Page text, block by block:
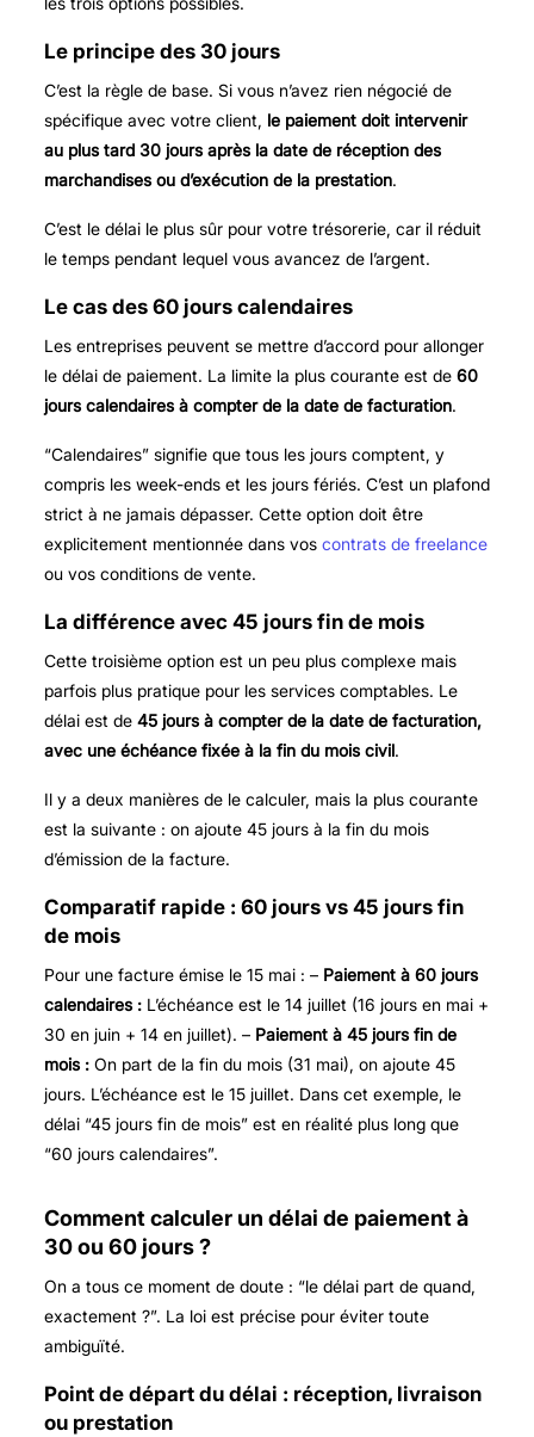
Le principe des 30 jours
C’est la règle de base. Si vous n’avez rien négocié de
spécifique avec votre client, le paiement doit intervenir
au plus tard 30 jours après la date de réception des
marchandises ou d’exécution de la prestation.
C’est le délai le plus sûr pour votre trésorerie, car il réduit
le temps pendant lequel vous avancez de l’argent.
Le cas des 60 jours calendaires
Les entreprises peuvent se mettre d’accord pour allonger
le délai de paiement. La limite la plus courante est de 60
jours calendaires à compter de la date de facturation.
“Calendaires” signifie que tous les jours comptent, y
compris les week-ends et les jours fériés. C’est un plafond
strict à ne jamais dépasser. Cette option doit être
explicitement mentionnée dans vos contrats de freelance
ou vos conditions de vente.
La différence avec 45 jours fin de mois
Cette troisième option est un peu plus complexe mais
parfois plus pratique pour les services comptables. Le
délai est de 45 jours à compter de la date de facturation,
avec une échéance fixée à la fin du mois civil.
Il y a deux manières de le calculer, mais la plus courante
est la suivante : on ajoute 45 jours à la fin du mois
d’émission de la facture.
Comparatif rapide : 60 jours vs 45 jours fin
de mois
Pour une facture émise le 15 mai : – Paiement à 60 jours
calendaires :L’échéance est le 14 juillet (16 jours en mai +
30 en juin + 14 en juillet). – Paiement à 45 jours fin de
mois :On part de la fin du mois (31 mai), on ajoute 45
jours. L’échéance est le 15 juillet. Dans cet exemple, le
délai “45 jours fin de mois” est en réalité plus long que
“60 jours calendaires”.
Comment calculer un délai de paiement à
30 ou 60 jours ?
On a tous ce moment de doute : “le délai part de quand,
exactement ?”. La loi est précise pour éviter toute
ambiguïté.
Point de départ du délai : réception, livraison
ou prestation